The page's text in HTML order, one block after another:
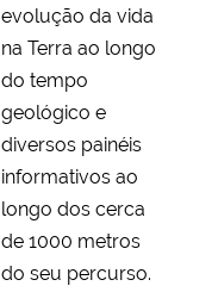
evolução da vida
na Terra ao longo
do tempo
geológico e
diversos painéis
informativos ao
longo dos cerca
de 1000 metros
do seu percurso.